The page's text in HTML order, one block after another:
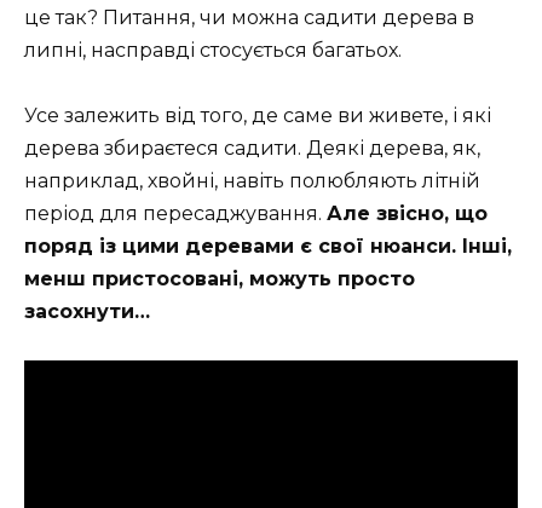
це так? Питання, чи можна садити дерева в
липні, насправді стосується багатьох.
Усе залежить від того, де саме ви живете, і які
дерева збираєтеся садити. Деякі дерева, як,
наприклад, хвойні, навіть полюбляють літній
період для пересаджування. Але звісно, що
поряд із цими деревами є свої нюанси. Інші,
менш пристосовані, можуть просто
засохнути…